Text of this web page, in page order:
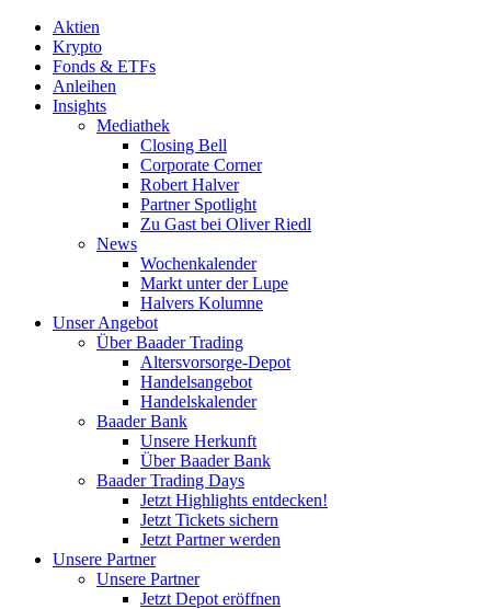
Aktien
Krypto
Fonds & ETFs
Anleihen
Insights
Mediathek
Closing Bell
Corporate Corner
Robert Halver
Partner Spotlight
Zu Gast bei Oliver Riedl
News
Wochenkalender
Markt unter der Lupe
Halvers Kolumne
Unser Angebot
Über Baader Trading
Altersvorsorge-Depot
Handelsangebot
Handelskalender
Baader Bank
Unsere Herkunft
Über Baader Bank
Baader Trading Days
Jetzt Highlights entdecken!
Jetzt Tickets sichern
Jetzt Partner werden
Unsere Partner
Unsere Partner
Jetzt Depot eröffnen